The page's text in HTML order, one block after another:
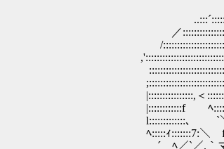
...........-
／
/
|::::::::::::::::,＜
|::::::::::::f ﾍ
l:::::::::::::､ `＼{ . . ┃
ﾍ:::::ｨ:::::::7:＼ f: : : :) ゝ.
´ ﾍ／`／.｀マ＝――ァ. .＜